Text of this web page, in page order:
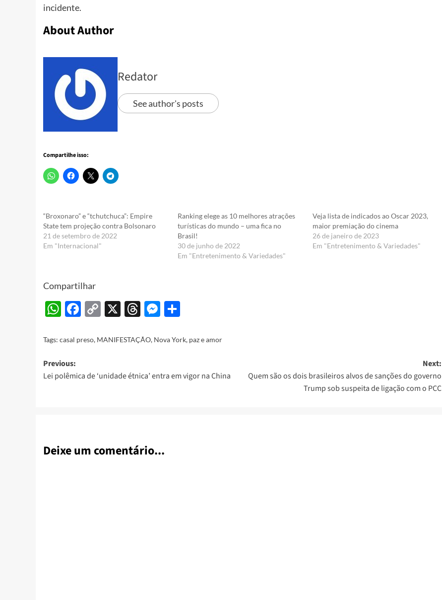
incidente.
About Author
Redator
See author's posts
Compartilhe isso:
“Broxonaro” e “tchutchuca”: Empire
State tem projeção contra Bolsonaro
21 de setembro de 2022
Em "Internacional"
Ranking elege as 10 melhores atrações
turísticas do mundo – uma fica no
Brasil!
30 de junho de 2022
Em "Entretenimento & Variedades"
Veja lista de indicados ao Oscar 2023,
maior premiação do cinema
26 de janeiro de 2023
Em "Entretenimento & Variedades"
Compartilhar
WhatsApp
Facebook
Copy
X Threads
Messenger
Tags: casal preso, MANIFESTAÇÃO, Nova York, paz e amor
Post
navigation
Previous:
Lei polêmica de ‘unidade étnica’ entra em vigor na China
Next:
Quem são os dois brasileiros alvos de sanções do governo
Trump sob suspeita de ligação com o PCC
Deixe um comentário...